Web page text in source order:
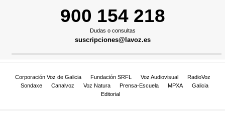
900 154 218
Dudas o consultas
suscripciones@lavoz.es
Corporación Voz de Galicia Fundación SRFL Voz Audiovisual
RadioVoz
Sondaxe
Canalvoz Voz Natura Prensa-Escuela MPXA
Galicia
Editorial